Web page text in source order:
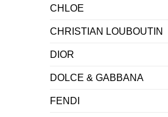
CHLOE
CHRISTIAN LOUBOUTIN
DIOR
DOLCE & GABBANA
FENDI